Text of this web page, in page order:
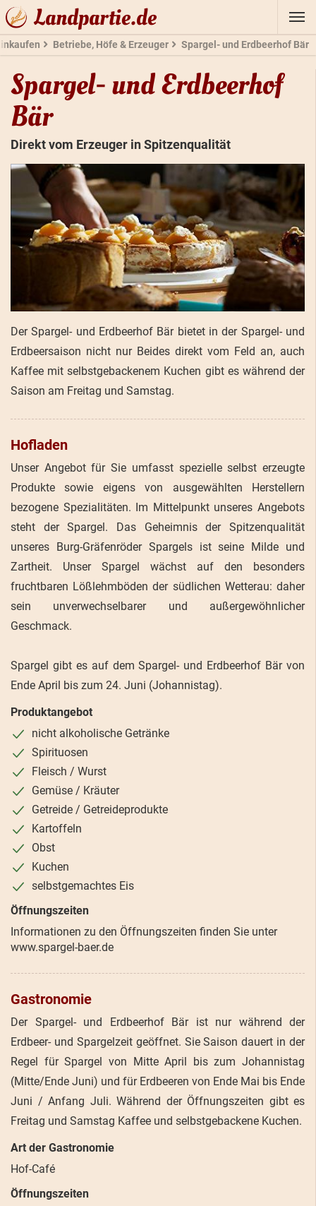
Landpartie.de
Betriebe, Höfe & Erzeuger Spargel- und Erdbeerhof Bär
Spargel- und Erdbeerhof
Bär
Direkt vom Erzeuger in Spitzenqualität
Der Spargel- und Erdbeerhof Bär bietet in der Spargel- und
Erdbeersaison nicht nur Beides direkt vom Feld an, auch
Kaffee mit selbstgebackenem Kuchen gibt es während der
Saison am Freitag und Samstag.
Hofladen
Unser Angebot für Sie umfasst spezielle selbst erzeugte
Produkte sowie eigens von ausgewählten Herstellern
bezogene Spezialitäten. Im Mittelpunkt unseres Angebots
steht der Spargel. Das Geheimnis der Spitzenqualität
unseres Burg-Gräfenröder Spargels ist seine Milde und
Zartheit. Unser Spargel wächst auf den besonders
fruchtbaren Lößlehmböden der südlichen Wetterau: daher
sein unverwechselbarer und außergewöhnlicher
Geschmack.
Spargel gibt es auf dem Spargel- und Erdbeerhof Bär von
Ende April bis zum 24. Juni (Johannistag).
Produktangebot
nicht alkoholische Getränke
Spirituosen
Fleisch / Wurst
Gemüse / Kräuter
Getreide / Getreideprodukte
Kartoffeln
Obst
Kuchen
selbstgemachtes Eis
Öffnungszeiten
Informationen zu den Öffnungszeiten finden Sie unter
www.spargel-baer.de
Gastronomie
Der Spargel- und Erdbeerhof Bär ist nur während der
Erdbeer- und Spargelzeit geöffnet. Sie Saison dauert in der
Regel für Spargel von Mitte April bis zum Johannistag
(Mitte/Ende Juni) und für Erdbeeren von Ende Mai bis Ende
Juni / Anfang Juli. Während der Öffnungszeiten gibt es
Freitag und Samstag Kaffee und selbstgebackene Kuchen.
Art der Gastronomie
Hof-Café
Öffnungszeiten